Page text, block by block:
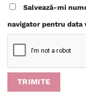
Salvează-mi
navigator pentru data